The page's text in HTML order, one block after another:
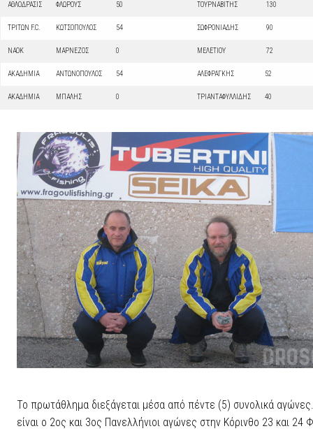
ΑΘΛΟΔΡΑΣΙΣ ΦΛΩΡΟΥΣ 50 ΤΟΥΡΝΑΒΙΤΗΣ 130
ΤΡΙΤΩΝ F.C. ΚΩΤΣΟΠΟΥΛΟΣ 54 ΣΩΦΡΟΝΙΑΔΗΣ 90
ΝΑΟΚ ΜΑΡΝΕΖΟΣ 0 ΜΕΛΕΤΙΟΥ 72
ΑΚΑΔΗΜΙΑ ΑΝΤΩΝΟΠΟΥΛΟΣ 54 ΑΛΕΦΡΑΓΚΗΣ 52
ΑΚΑΔΗΜΙΑ ΜΠΑΛΗΣ 0 ΤΡΙΑΝΤΑΦΥΛΛΙΔΗΣ 40
Το πρωτάθλημα διεξάγεται μέσα από πέντε (5) συνολικά
είναι ο 2ος και 3ος Πανελλήνιοι αγώνες στην Κόρινθο 23 και 24